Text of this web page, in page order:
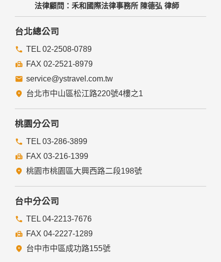
法律顧問：禾和國際法律事務所 陳德弘 律師
台北總公司
TEL 02-2508-0789
FAX 02-2521-8979
service@ystravel.com.tw
台北市中山區松江路220號4樓之1
桃園分公司
TEL 03-286-3899
FAX 03-216-1399
桃園市桃園區大興西路二段198號
台中分公司
TEL 04-2213-7676
FAX 04-2227-1289
台中市中區成功路155號